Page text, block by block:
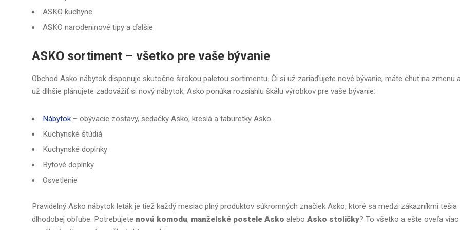
ASKO kuchyne
ASKO narodeninové tipy a ďalšie
ASKO sortiment – všetko pre vaše bývanie
Obchod Asko nábytok disponuje skutočne širokou paletou sortimentu. Či si už zariaďujete nové bývanie, máte chuť na zmenu
už dlhšie plánujete zadovážiť si nový nábytok, Asko ponúka rozsiahlu škálu výrobkov pre vaše bývanie:
Nábytok – obývacie zostavy, sedačky Asko, kreslá a taburetky Asko...
Kuchynské štúdiá
Kuchynské doplnky
Bytové doplnky
Osvetlenie
Pravidelný Asko nábytok leták je tiež každý mesiac plný produktov súkromných značiek Asko, ktoré sa medzi zákazníkmi tešia
dlhodobej obľube. Potrebujete novú komodu, manželské postele Asko alebo Asko stoličky? To všetko a ešte oveľa viac